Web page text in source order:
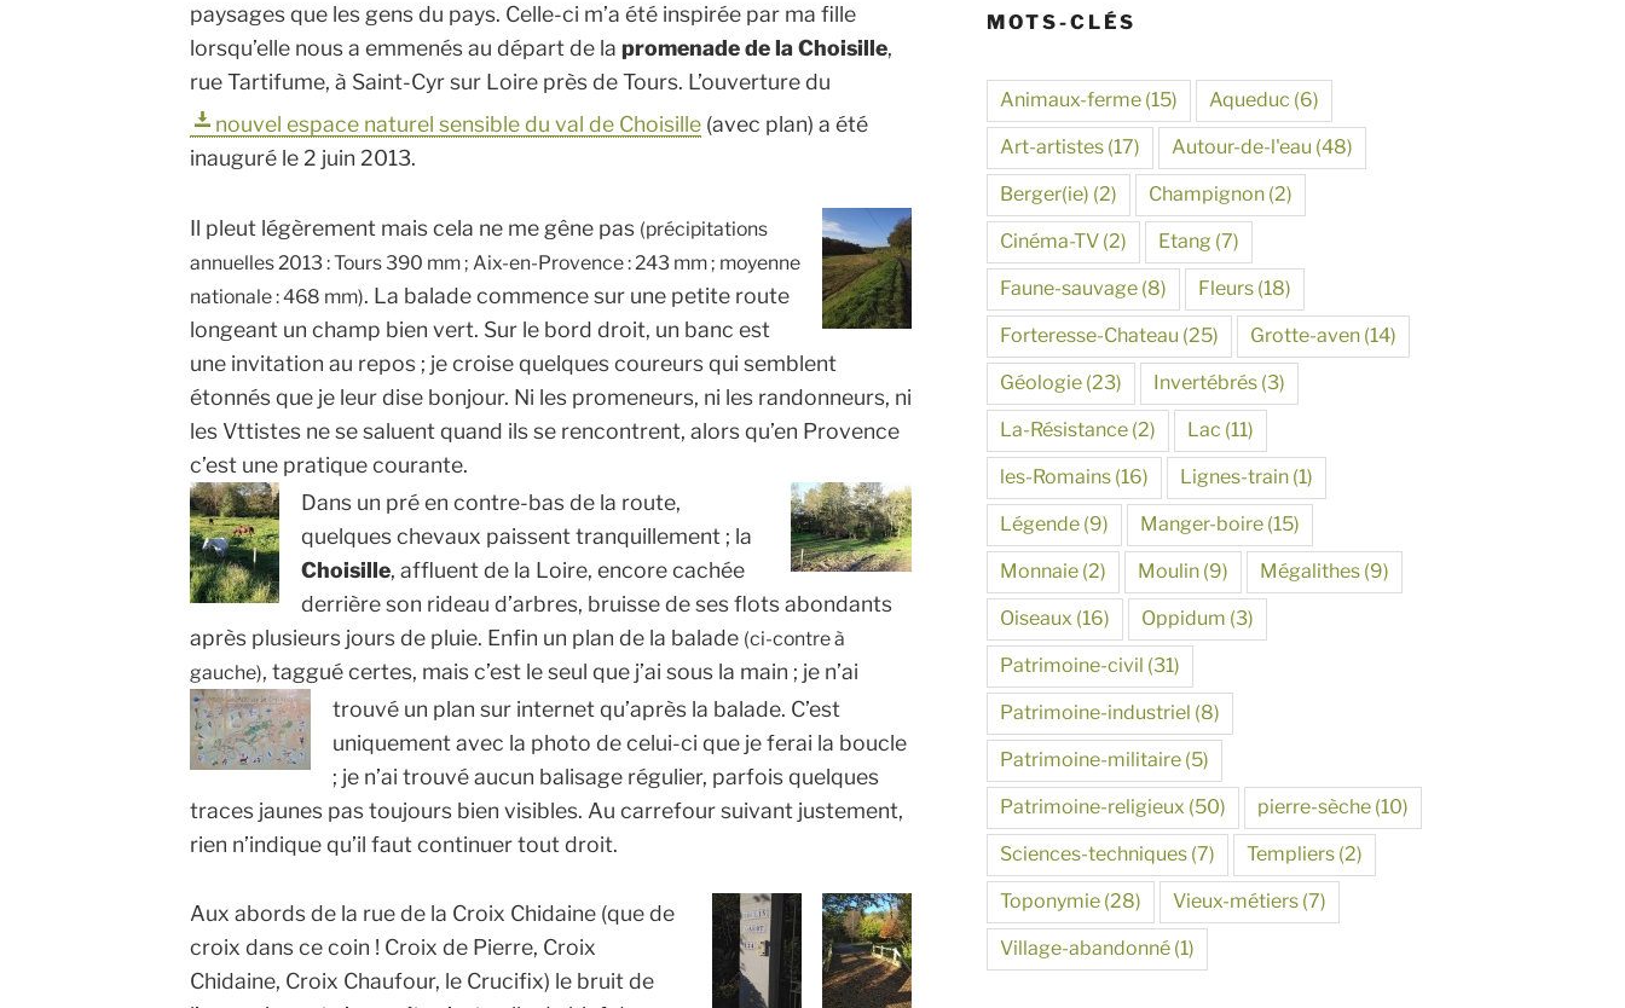
paysages que les gens du pays. Celle-ci m’a été inspirée par ma fille
lorsqu’elle nous a emmenés au départ de lapromenade de la Choisille,
rue Tartifume, à Saint-Cyr sur Loire près de Tours. L’ouverture du
nouvel espace naturel sensible du val de Choisille (avec plan) a été
inauguré le 2 juin 2013.
Il pleut légèrement mais cela ne me gêne pas (précipitations
annuelles 2013 : Tours 390 mm ; Aix-en-Provence : 243 mm ; moyenne
nationale : 468 mm). La balade commence sur une petite route
longeant un champ bien vert. Sur le bord droit, un banc est
une invitation au repos ; je croise quelques coureurs qui semblent
étonnés que je leur dise bonjour. Ni les promeneurs, ni les randonneurs, ni
les Vttistes ne se saluent quand ils se rencontrent, alors qu’en Provence
c’est une pratique courante.
Dans un pré en contre-bas de la route,
quelques chevaux paissent tranquillement ; la
Choisille, affluent de la Loire, encore cachée
derrière son rideau d’arbres, bruisse de ses flots abondants
après plusieurs jours de pluie. Enfin un plan de la balade (ci-contre à
gauche), taggué certes, mais c’est le seul que j’ai sous la main ; je n’ai
trouvé un plan sur internet qu’après la balade. C’est
uniquement avec la photo de celui-ci que je ferai la boucle
; je n’ai trouvé aucun balisage régulier, parfois quelques
traces jaunes pas toujours bien visibles. Au carrefour suivant justement,
rien n’indique qu’il faut continuer tout droit.
Aux abords de la rue de la Croix Chidaine (que de
croix dans ce coin ! Croix de Pierre, Croix
Chidaine, Croix Chaufour, le Crucifix) le bruit de
MOTS-CLÉS
Animaux-ferme (15) Aqueduc (6)
Art-artistes (17) Autour-de-l'eau (48)
Berger(ie) (2) Champignon (2)
Cinéma-TV (2) Etang (7)
Faune-sauvage (8) Fleurs (18)
Forteresse-Chateau (25) Grotte-aven (14)
Géologie (23) Invertébrés (3)
La-Résistance (2) Lac (11)
les-Romains (16) Lignes-train (1)
Légende (9) Manger-boire (15)
Monnaie (2) Moulin (9) Mégalithes (9)
Oiseaux (16) Oppidum (3)
Patrimoine-civil (31)
Patrimoine-industriel (8)
Patrimoine-militaire (5)
Patrimoine-religieux (50) pierre-sèche (10)
Sciences-techniques (7) Templiers (2)
Toponymie (28) Vieux-métiers (7)
Village-abandonné (1)